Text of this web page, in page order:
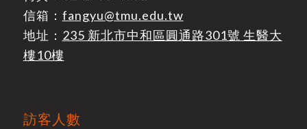
信箱： fangyu@tmu.edu.tw
地址： 235 新北市中和區圓通路301號 生醫大
樓10樓
訪客人數